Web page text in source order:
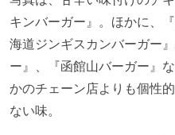
キンバーガー』。ほかに、
海道ジンギスカンバーガー
ー』、『函館山バーガー』
かのチェーン店よりも個性
ない味。